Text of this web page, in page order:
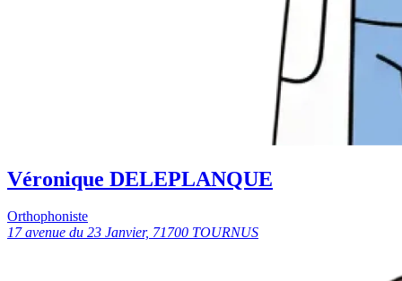
Véronique DELEPLANQUE
Orthophoniste
17 avenue du 23 Janvier, 71700 TOURNUS